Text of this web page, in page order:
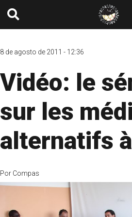
8 de agosto de 2011 - 12:36
Vidéo: le
sur les
alternatifs
Por Compas